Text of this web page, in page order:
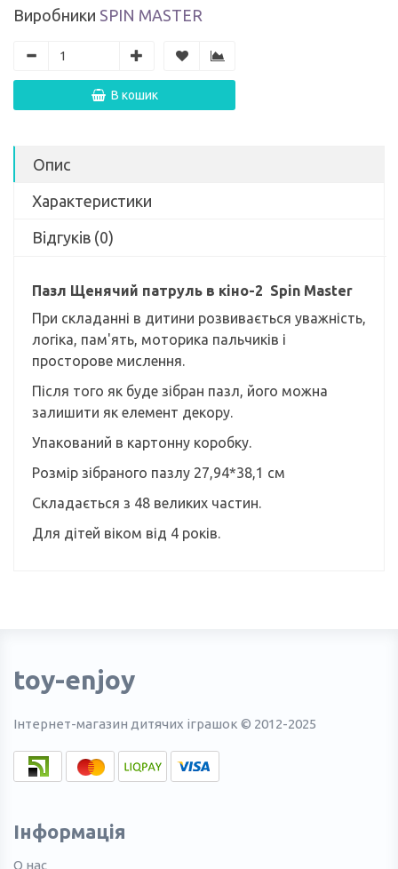
Виробники SPIN MASTER
В кошик
Опис
Характеристики
Відгуків (0)
Пазл Щенячий патруль в кіно-2 Spin Master
При складанні в дитини розвивається уважність,
логіка, пам'ять, моторика пальчиків і
просторове мислення.
Після того як буде зібран пазл, його можна
залишити як елемент декору.
Упакований в картонну коробку.
Розмір зібраного пазлу 27,94*38,1 см
Складається з 48 великих частин.
Для дітей віком від 4 років.
toy-enjoy
Інтернет-магазин дитячих іграшок © 2012-2025
Інформація
О нас